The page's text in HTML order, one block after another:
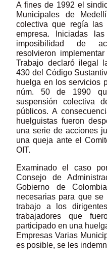
A fines de 1992 el
Municipales de
colectiva que regía las
empresa. Iniciadas
imposibilidad de
resolvieron
Trabajo declaró ilegal
430 del Código
huelga en los servicios
núm. 50 de 1990
suspensión colectiva
públicos. A
huelguistas fueron
una serie de acciones
una queja ante el
OIT.
Examinado el caso
Consejo de
Gobierno de
necesarias para que
trabajo a los
trabajadores que
participado en una
Empresas Varias
es posible, se les